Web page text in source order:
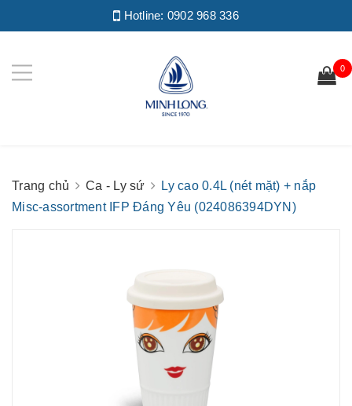
Hotline: 0902 968 336
0
Trang chủ Ca - Ly sứ
Ly cao 0.4L (nét mặt) + nắp
Misc-assortment IFP Đáng Yêu (024086394DYN)